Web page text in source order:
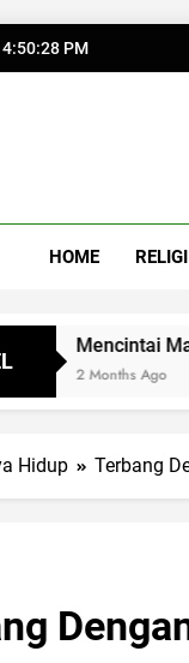
4:50:28 PM
HOME RELIGI
Masa
Ago
Hidup Terbang